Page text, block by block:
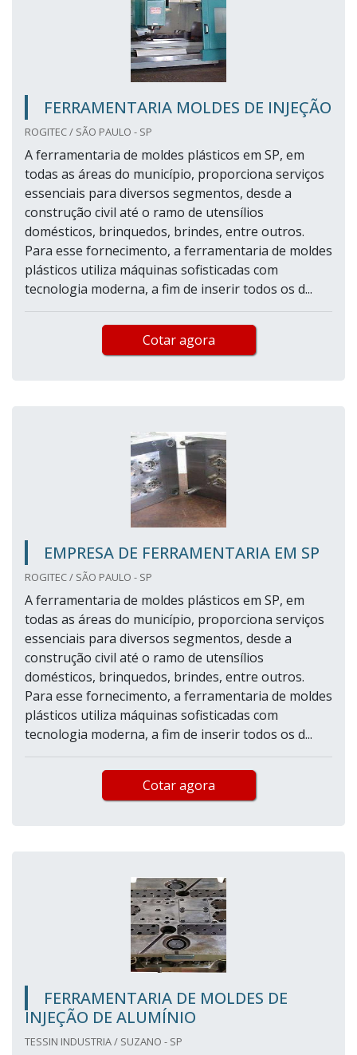
FERRAMENTARIA MOLDES DE INJEÇÃO
ROGITEC / SÃO PAULO - SP
A ferramentaria de moldes plásticos em SP, em
todas as áreas do município, proporciona serviços
essenciais para diversos segmentos, desde a
construção civil até o ramo de utensílios
domésticos, brinquedos, brindes, entre outros.
Para esse fornecimento, a ferramentaria de moldes
plásticos utiliza máquinas sofisticadas com
tecnologia moderna, a fim de inserir todos os d...
Cotar agora
EMPRESA DE FERRAMENTARIA EM SP
ROGITEC / SÃO PAULO - SP
A ferramentaria de moldes plásticos em SP, em
todas as áreas do município, proporciona serviços
essenciais para diversos segmentos, desde a
construção civil até o ramo de utensílios
domésticos, brinquedos, brindes, entre outros.
Para esse fornecimento, a ferramentaria de moldes
plásticos utiliza máquinas sofisticadas com
tecnologia moderna, a fim de inserir todos os d...
Cotar agora
FERRAMENTARIA DE MOLDES DE
INJEÇÃO DE ALUMÍNIO
TESSIN INDUSTRIA / SUZANO - SP